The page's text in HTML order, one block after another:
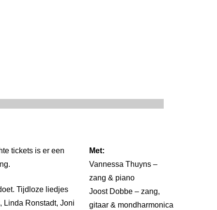
tickets is er een
Tijdloze liedjes
Linda Ronstadt, Joni
Met:
Vannessa Thuyns –
zang & piano
Joost Dobbe – zang,
gitaar & mondharmonica